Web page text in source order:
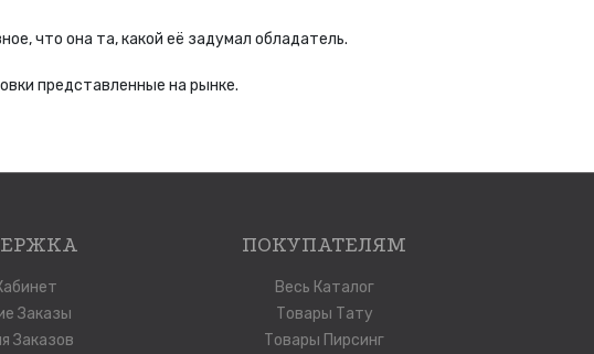
что она та, какой её задумал обладатель.
представленные на рынке.
Заказы
Заказов
ПОКУПАТЕЛЯМ
Весь Каталог
Товары Тату
Товары Пирсинг